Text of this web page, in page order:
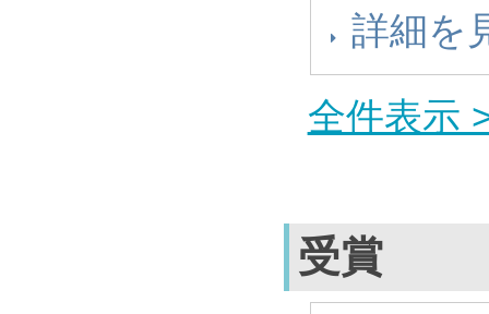
詳細を
全件表示
受賞